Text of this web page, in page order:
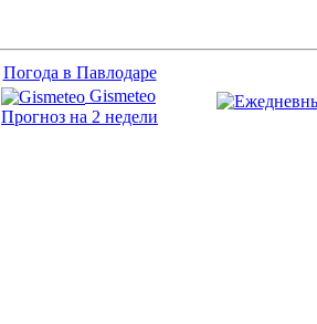
Погода в Павлодаре
Gismeteo
Прогноз на 2 недели